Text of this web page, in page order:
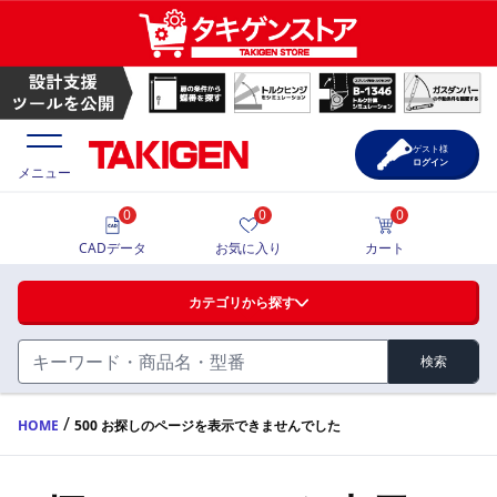
ハンドル・取手・つまみ・周辺機器
FA・A
蝶番・ステー・周辺機器
価格一覧
製品カタログ
メニュー
カテゴリから探す
検索
0
CADデータ
0
お気に入り
0
カート
ゲスト様
ログイン
HOME / 500 お探しのページを表示できませんでした